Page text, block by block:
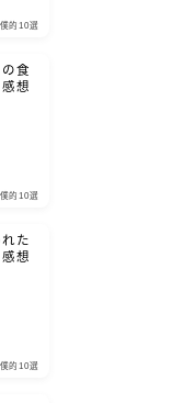
的10選
食
想
的10選
た
想
的10選